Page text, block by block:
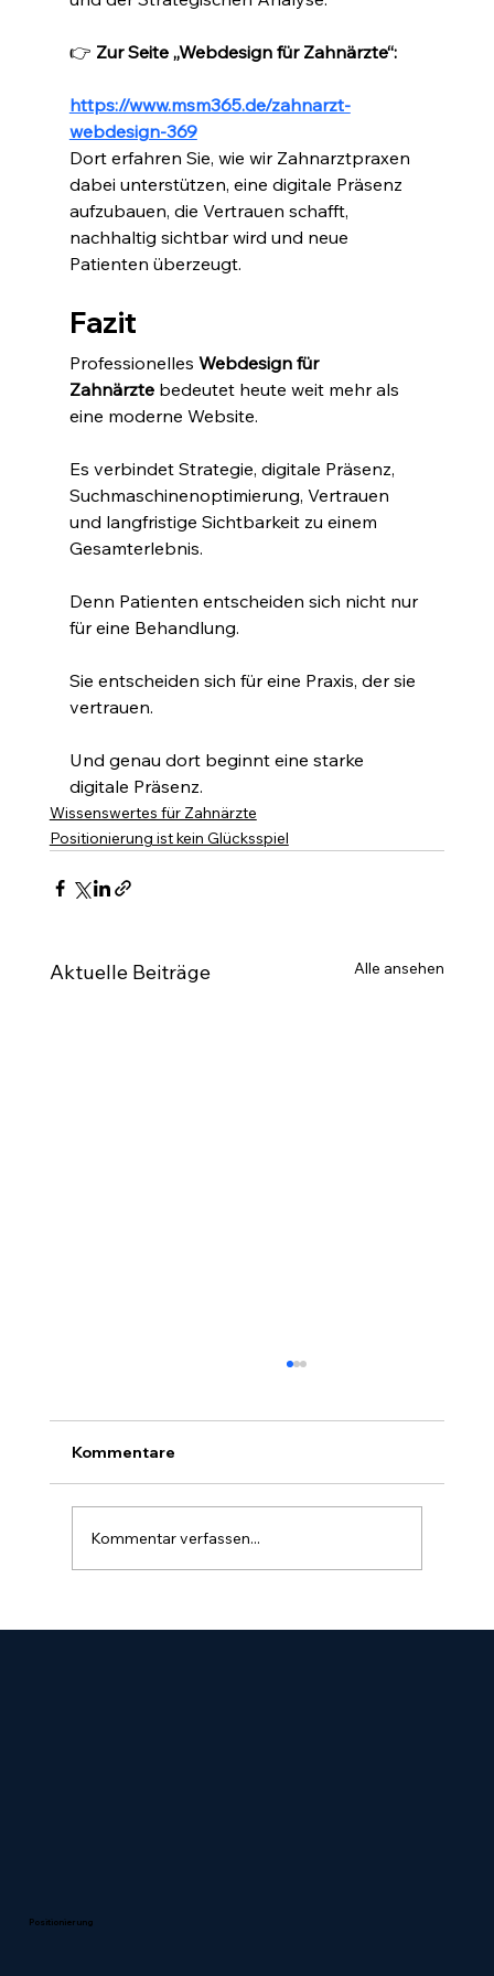
👉 Zur Seite „Webdesign für Zahnärzte“:
https://www.msm365.de/zahnarzt-
webdesign-369
Dort erfahren Sie, wie wir Zahnarztpraxen
dabei unterstützen, eine digitale Präsenz
aufzubauen, die Vertrauen schafft,
nachhaltig sichtbar wird und neue
Patienten überzeugt.
Fazit
Professionelles Webdesign für
Zahnärzte bedeutet heute weit mehr als
eine moderne Website.
Es verbindet Strategie, digitale Präsenz,
Suchmaschinenoptimierung, Vertrauen
und langfristige Sichtbarkeit zu einem
Gesamterlebnis.
Denn Patienten entscheiden sich nicht nur
für eine Behandlung.
Sie entscheiden sich für eine Praxis, der sie
vertrauen.
Und genau dort beginnt eine starke
digitale Präsenz.
Wissenswertes für Zahnärzte
Positionierung ist kein Glücksspiel
Aktuelle Beiträge Alle ansehen
Kommentare
Kommentar verfassen...
Positionierung